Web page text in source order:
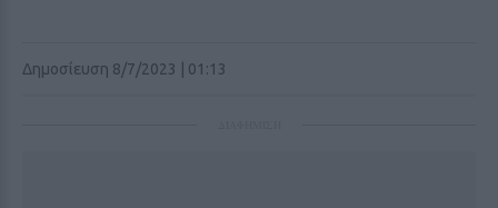
Δημοσίευση 8/7/2023 | 01:13